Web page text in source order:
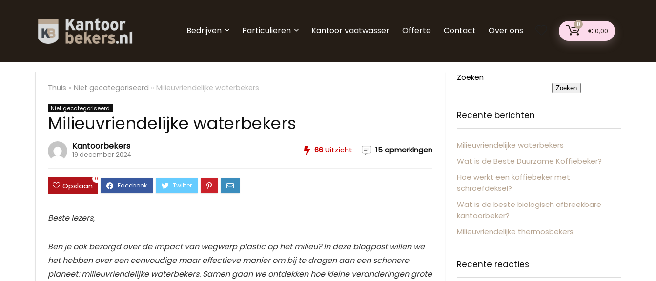
Bedrijven Particulieren Kantoor vaatwasser Offerte Contact Over ons
0
€ 0,00
Thuis » Niet gecategoriseerd » Milieuvriendelijke waterbekers
Niet gecategoriseerd
Milieuvriendelijke waterbekers
Kantoorbekers
19 december 2024 66Uitzicht 15 opmerkingen
Opslaan
0
Beste lezers,
Ben je ook bezorgd over de impact van wegwerp plastic op het milieu? In deze blogpost willen we
het hebben over een eenvoudige maar effectieve manier om bij te dragen aan een schonere
planeet: milieuvriendelijke waterbekers. Samen gaan we ontdekken hoe kleine veranderingen grote
Zoeken
Zoeken
Recente berichten
Milieuvriendelijke waterbekers
Wat is de Beste Duurzame Koffiebeker?
Hoe werkt een koffiebeker met
schroefdeksel?
Wat is de beste biologisch afbreekbare
kantoorbeker?
Milieuvriendelijke thermosbekers
Recente reacties